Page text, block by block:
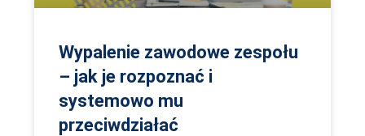
Wypalenie zawodowe zespołu
– jak je rozpoznać i
systemowo mu
przeciwdziałać